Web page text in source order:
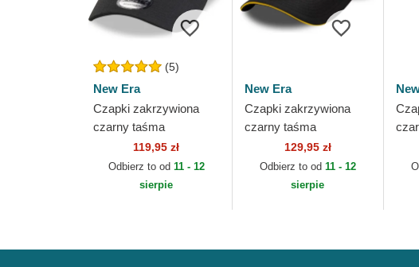
(5)
New Era
Czapki zakrzywiona
czarny taśma
regulowana 9FORTY
Pop Outline Los
Angeles Dodgers MLB
119,95 zł
Odbierz to od 11 - 12
sierpie
New Era
Czapki zakrzywiona
czarny taśma
regulowana 9FORTY
Microfibre Los Angeles
Lakers NBA New Era
129,95 zł
Odbierz to od 11 - 12
sierpie